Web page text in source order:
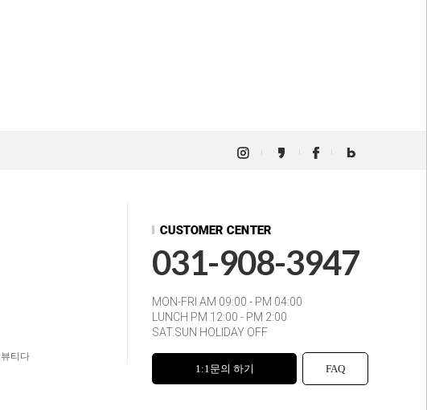
뷰티다
031-908-3947
MON-FRI AM 09:00 - PM 04:00
LUNCH PM 12:00 - PM 2:00
SAT.SUN HOLIDAY OFF
1:1문의 하기 FAQ